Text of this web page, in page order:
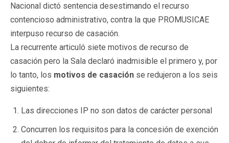
Nacional dictó sentencia desestimando el recurso
contencioso administrativo, contra la que PROMUSICAE
interpuso recurso de casación.
La recurrente articuló siete motivos de recurso de
casación pero la Sala declaró inadmisible el primero y, por
lo tanto, los motivos de casación se redujeron a los seis
siguientes:
Las direcciones IP no son datos de carácter personal
Concurren los requisitos para la concesión de exención